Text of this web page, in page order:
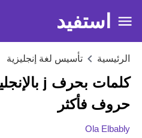
استفيد
الرئيسية تأسيس لغة إنجليزية
حروف فأكثر
Ola Elbably